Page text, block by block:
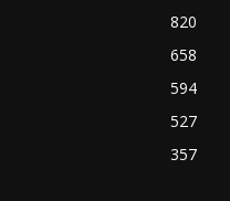
820
658
594
527
357